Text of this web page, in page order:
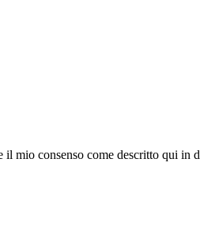
mio consenso come descritto qui in